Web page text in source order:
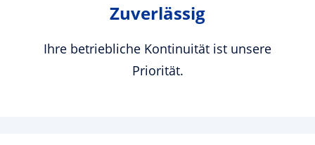
Zuverlässig
Ihre betriebliche Kontinuität ist unsere
Priorität.